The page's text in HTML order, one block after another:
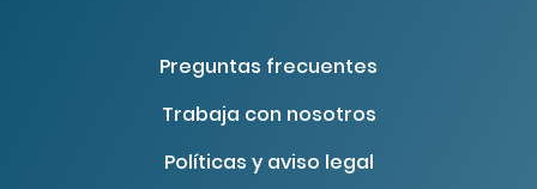
Preguntas frecuentes
Trabaja con nosotros
Políticas y aviso legal